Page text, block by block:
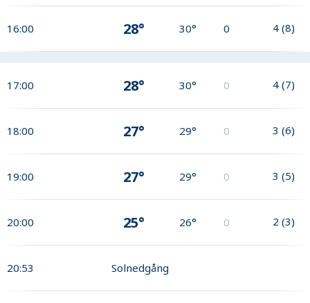
16:00 28° 30° 0 4 (8)
17:00 28° 30° 0 4 (7)
18:00 27° 29° 0 3 (6)
19:00 27° 29° 0 3 (5)
20:00 25° 26° 0 2 (3)
20:53 Solnedgång